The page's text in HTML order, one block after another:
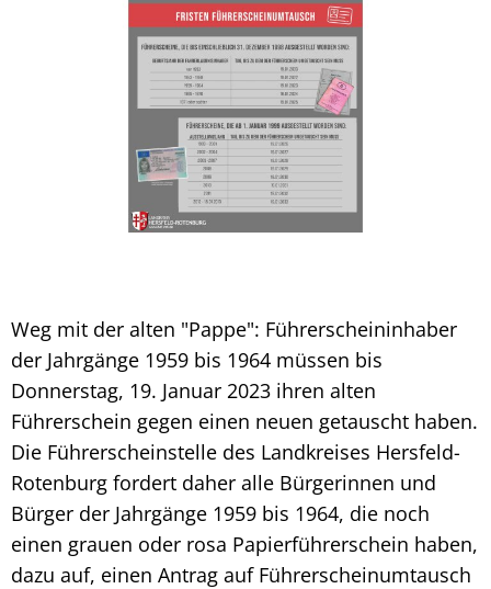
Weg mit der alten "Pappe": Führerscheininhaber
der Jahrgänge 1959 bis 1964 müssen bis
Donnerstag, 19. Januar 2023 ihren alten
Führerschein gegen einen neuen getauscht haben.
Die Führerscheinstelle des Landkreises Hersfeld-
Rotenburg fordert daher alle Bürgerinnen und
Bürger der Jahrgänge 1959 bis 1964, die noch
einen grauen oder rosa Papierführerschein haben,
dazu auf, einen Antrag auf Führerscheinumtausch